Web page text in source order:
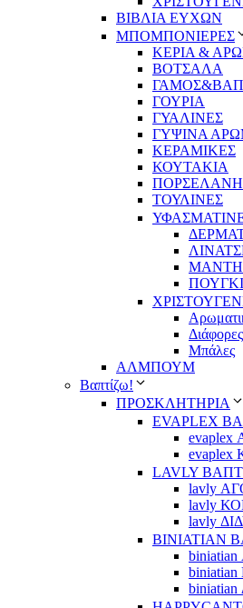
ΒΙΒΛΙΑ ΕΥΧΩΝ
ΜΠΟΜΠΟΝΙΕΡΕΣ
ΚΕΡΙΑ &
ΒΟΤΣΑΛΑ
ΓΟΥΡΙΑ
ΓΥΑΛΙΝΕΣ
ΓΥΨΙΝΑ
ΚΕΡΑΜΙΚΕΣ
ΚΟΥΤΑΚΙΑ
ΠΟΡΣΕΛΑΝΗ
ΤΟΥΛΙΝΕΣ
Διάφορες
Μπάλες
ΑΛΜΠΟΥΜ
Βαπτίζω!
ΠΡΟΣΚΛΗΤΗΡΙΑ
EVAPLEX
evaplex
evaplex
LAVLY
lavly
lavly
lavly
ΒΙΝΙΑΤΙΑΝ
biniatian